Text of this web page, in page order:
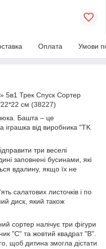
Оплата Умови
5в1 Трек Спуск Сортер
см (38227)
Башта – це
іграшка від виробника "TK
три веселі
заповнені бусинами, які
вдалину, якщо їх не
салатових листочків і по
диск, який також
сортер налічує три фігури
"С" та жовтий квадрат "В".
щоб дитина змогла дістати